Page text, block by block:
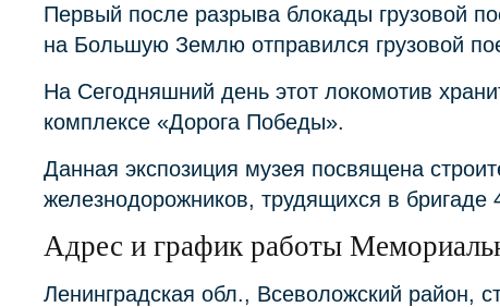
Первый после разрыва блокады грузовой
на Большую Землю отправился грузовой
На Сегодняшний день этот локомотив
комплексе «Дорога Победы».
Данная экспозиция музея посвящена
железнодорожников, трудящихся в
Адрес и график работы
Ленинградская обл., Всеволожский район,